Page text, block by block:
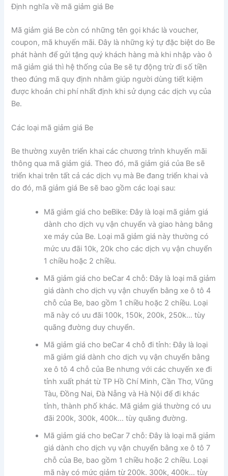
Định nghĩa về mã giảm giá Be
Mã giảm giá Be còn có những tên gọi khác là voucher,
coupon, mã khuyến mãi. Đây là những ký tự đặc biệt do Be
phát hành để gửi tặng quý khách hàng mà khi nhập vào ô
mã giảm giá thì hệ thống của Be sẽ tự động trừ đi số tiền
theo đúng mã quy định nhằm giúp người dùng tiết kiệm
được khoản chi phí nhất định khi sử dụng các dịch vụ của
Be.
Các loại mã giảm giá Be
Be thường xuyên triển khai các chương trình khuyến mãi
thông qua mã giảm giá. Theo đó, mã giảm giá của Be sẽ
triển khai trên tất cả các dịch vụ mà Be đang triển khai và
do đó, mã giảm giá Be sẽ bao gồm các loại sau:
Mã giảm giá cho beBike: Đây là loại mã giảm giá
dành cho dịch vụ vận chuyển và giao hàng bằng
xe máy của Be. Loại mã giảm giá này thường có
mức ưu đãi 10k, 20k cho các dịch vụ vận chuyển
1 chiều hoặc 2 chiều.
Mã giảm giá cho beCar 4 chỗ: Đây là loại mã giảm
giá dành cho dịch vụ vận chuyển bằng xe ô tô 4
chỗ của Be, bao gồm 1 chiều hoặc 2 chiều. Loại
mã này có ưu đãi 100k, 150k, 200k, 250k… tùy
quãng đường duy chuyển.
Mã giảm giá cho beCar 4 chỗ đi tỉnh: Đây là loại
mã giảm giá dành cho dịch vụ vận chuyển bằng
xe ô tô 4 chỗ của Be nhưng với các chuyến xe đi
tỉnh xuất phát từ TP Hồ Chí Minh, Cần Thơ, Vũng
Tàu, Đồng Nai, Đà Nẵng và Hà Nội để đi khác
tỉnh, thành phố khác. Mã giảm giá thường có ưu
đãi 200k, 300k, 400k… tùy quãng đường.
Mã giảm giá cho beCar 7 chỗ: Đây là loại mã giảm
giá dành cho dịch vụ vận chuyển bằng xe ô tô 7
chỗ của Be, bao gồm 1 chiều hoặc 2 chiều. Loại
mã này có mức giảm từ 200k. 300k, 400k… tùy